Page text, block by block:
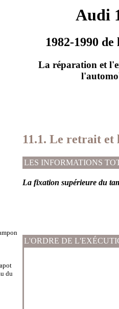
Audi
1982-1990
La réparation et
du
11.1. Le retrait et
LES INFORMATIONS
La fixation supérieure du
L'ORDRE DE